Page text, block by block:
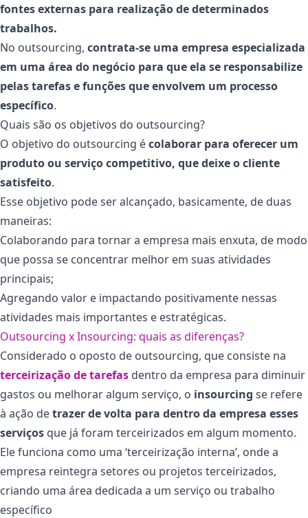
fontes externas para realização de determinados
trabalhos.
No outsourcing, contrata-se uma empresa especializada
em uma área do negócio para que ela se responsabilize
pelas tarefas e funções que envolvem um processo
específico.
Quais são os objetivos do outsourcing?
O objetivo do outsourcing écolaborar para oferecer um
produto ou serviço competitivo, que deixe o cliente
satisfeito.
Esse objetivo pode ser alcançado, basicamente, de duas
maneiras:
Colaborando para tornar a empresa mais enxuta, de modo
que possa se concentrar melhor em suas atividades
principais;
Agregando valor e impactando positivamente nessas
atividades mais importantes e estratégicas.
Outsourcing x Insourcing: quais as diferenças?
Considerado o oposto de outsourcing, que consiste na
terceirização de tarefas dentro da empresa para diminuir
gastos ou melhorar algum serviço, o insourcing se refere
à ação detrazer de volta para dentro da empresa esses
serviços que já foram terceirizados em algum momento.
Ele funciona como uma ‘terceirização interna’, onde a
empresa reintegra setores ou projetos terceirizados,
criando uma área dedicada a um serviço ou trabalho
específico